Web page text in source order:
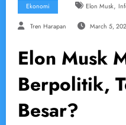
Ekonomi Elon Musk,
Tren Harapan March 5,
Elon Musk
Berpolitik,
Besar?